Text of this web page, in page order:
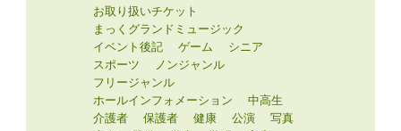
お取り扱いチケット
まっくグランドミュージック
イベント後記
ゲーム
シニア
スポーツ
ノンジャンル
フリージャンル
ホールインフォメーション
中高生
介護者
保護者 健康 公演
写真